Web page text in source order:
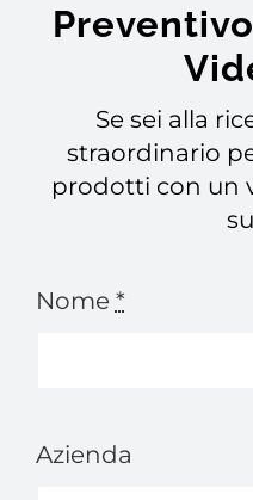
Se sei alla
straordinario
prodotti con un
Nome *
Azienda